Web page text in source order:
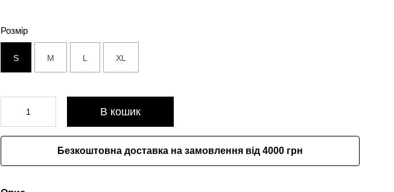
Розмір
S M L XL
В кошик
Безкоштовна доставка на замовлення від 4000 грн